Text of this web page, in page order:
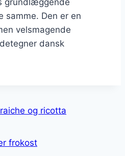
samme. Den er en
velsmagende
dansk
og ricotta
frokost